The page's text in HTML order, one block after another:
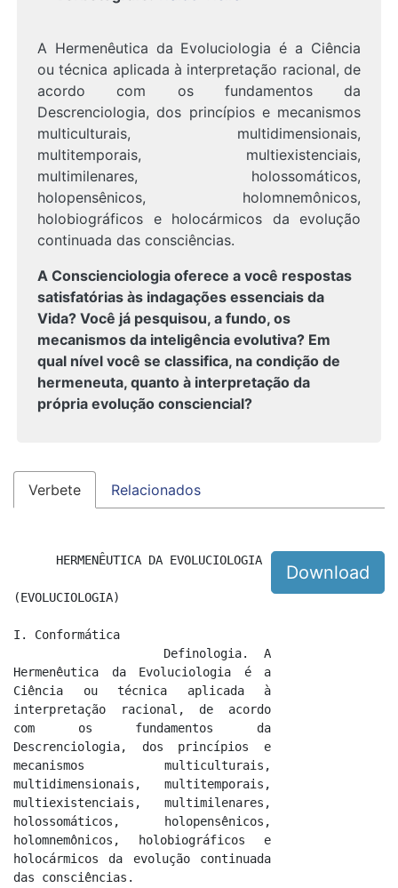
A Hermenêutica da Evoluciologia é a Ciência
ou técnica aplicada à interpretação racional, de
acordo com os fundamentos da
Descrenciologia, dos princípios e mecanismos
multiculturais, multidimensionais,
multitemporais, multiexistenciais,
multimilenares, holossomáticos,
holopensênicos, holomnemônicos,
holobiográficos e holocármicos da evolução
continuada das consciências.
A Conscienciologia oferece a você respostas
satisfatórias às indagações essenciais da
Vida? Você já pesquisou, a fundo, os
mecanismos da inteligência evolutiva? Em
qual nível você se classifica, na condição de
hermeneuta, quanto à interpretação da
própria evolução consciencial?
Verbete Relacionados
Download
(EVOLUCIOLOGIA)
I. Conformática
Hermenêutica da Evoluciologia é a
Ciência ou técnica aplicada à
interpretação racional, de acordo
com os fundamentos da
Descrenciologia, dos princípios e
mecanismos multiculturais,
multidimensionais, multitemporais,
multiexistenciais, multimilenares,
holossomáticos, holopensênicos,
holomnemônicos, holobiográficos e
holocármicos da evolução continuada
das consciências.